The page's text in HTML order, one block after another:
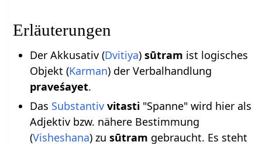
Erläuterungen
Der Akkusativ (Dvitiya) sūtram ist logisches
Objekt (Karman) der Verbalhandlung
praveśayet.
Das
Substantiv‏‎ vitasti"Spanne" wird hier als
Adjektiv bzw. nähere Bestimmung
(Visheshana) zu sūtram gebraucht. Es steht